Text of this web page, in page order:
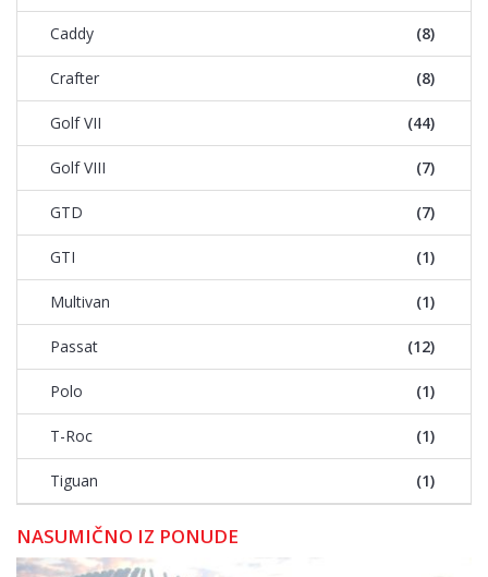
Caddy (8)
Crafter (8)
Golf VII (44)
Golf VIII (7)
GTD (7)
GTI (1)
Multivan (1)
Passat (12)
Polo (1)
T-Roc (1)
Tiguan (1)
NASUMIČNO IZ PONUDE